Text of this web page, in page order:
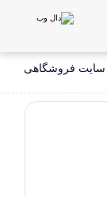
سایت فروشگاهی